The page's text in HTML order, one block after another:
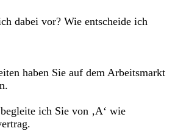
dabei vor? Wie entscheide ich
haben Sie auf dem Arbeitsmarkt
ich Sie von ‚A‘ wie